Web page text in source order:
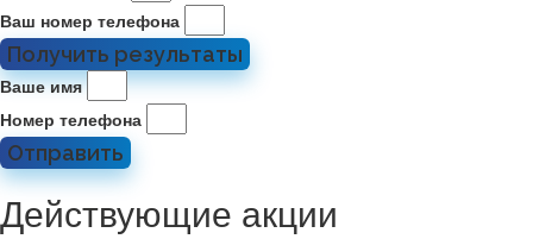
Ваш номер телефона
Получить результаты
Ваше имя
Номер телефона
Отправить
Действующие акции